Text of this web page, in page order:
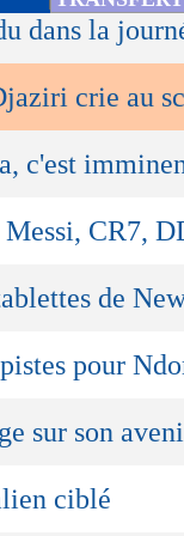
dans la
crie au
c'est
Messi, CR7,
de
pour
sur son
ciblé